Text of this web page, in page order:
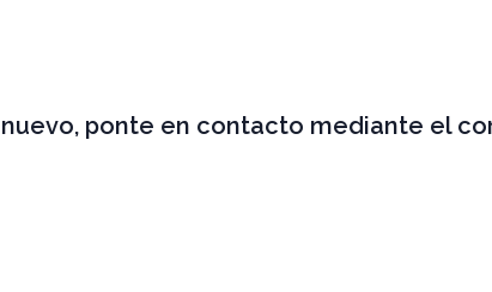
ponte en contacto mediante el